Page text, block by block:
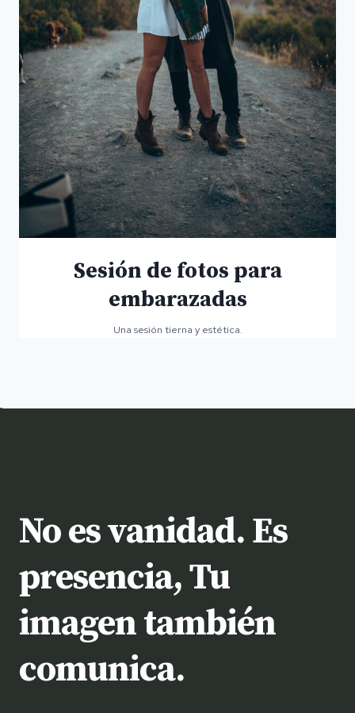
Sesión de fotos para
embarazadas
Una sesión tierna y estética.
No es vanidad. Es
presencia, Tu
imagen también
comunica.